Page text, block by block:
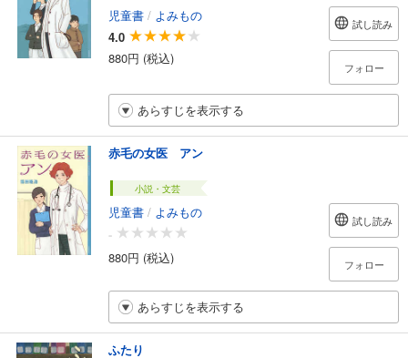
児童書 / よみもの
4.0
880円 (税込)
試し読み
フォロー
あらすじを表示する
赤毛の女医 アン
小説・文芸
児童書 / よみもの
-
880円 (税込)
試し読み
フォロー
あらすじを表示する
ふたり